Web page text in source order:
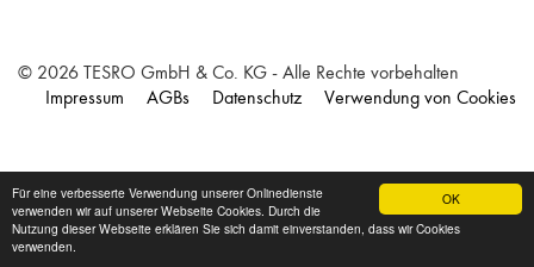
OK
Für eine verbesserte Verwendung unserer Onlinedienste
verwenden wir auf unserer Webseite Cookies. Durch die
Nutzung dieser Webseite erklären Sie sich damit einverstanden, dass wir Cookies
verwenden.
© 2026 TESRO GmbH & Co. KG - Alle Rechte vorbehalten
Impressum
AGBs Datenschutz Verwendung von Cookies